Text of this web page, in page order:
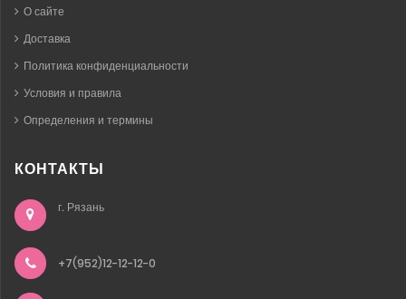
О сайте
Доставка
Политика конфиденциальности
Условия и правила
Определения и термины
КОНТАКТЫ
г. Рязань
+7(952)12-12-12-0